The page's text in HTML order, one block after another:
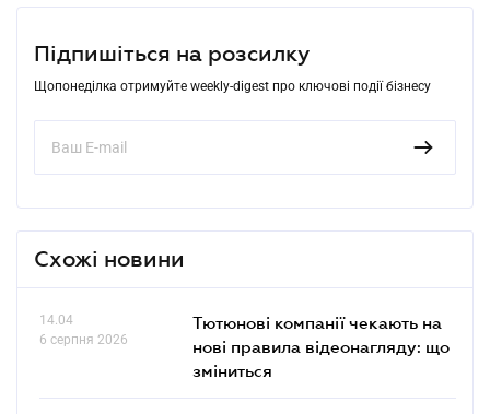
Підпишіться на розсилку
Щопонеділка отримуйте weekly-digest про ключові події бізнесу
Схожі новини
14.04
6 серпня 2026
Тютюнові компанії чекають на
нові правила відеонагляду: що
зміниться